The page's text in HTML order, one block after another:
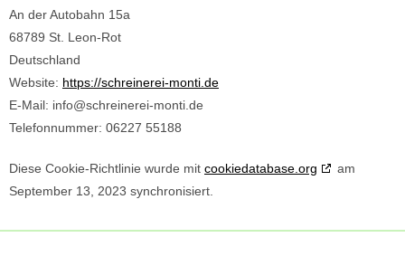
An der Autobahn 15a
68789 St. Leon-Rot
Deutschland
Website: https://schreinerei-monti.de
E-Mail: info@schreinerei-monti.de
Telefonnummer: 06227 55188
Diese Cookie-Richtlinie wurde mit cookiedatabase.org
am
September 13, 2023 synchronisiert.